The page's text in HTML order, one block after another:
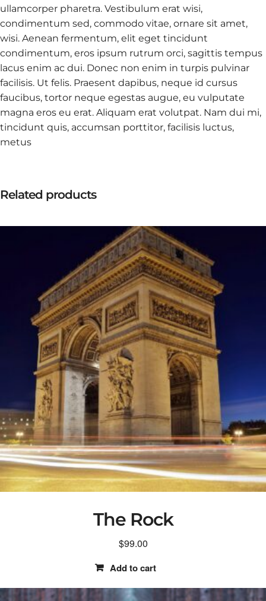
ullamcorper pharetra. Vestibulum erat wisi,
condimentum sed, commodo vitae, ornare sit amet,
wisi. Aenean fermentum, elit eget tincidunt
condimentum, eros ipsum rutrum orci, sagittis tempus
lacus enim ac dui. Donec non enim in turpis pulvinar
facilisis. Ut felis. Praesent dapibus, neque id cursus
faucibus, tortor neque egestas augue, eu vulputate
magna eros eu erat. Aliquam erat volutpat. Nam dui mi,
tincidunt quis, accumsan porttitor, facilisis luctus,
metus
Related products
The Rock
$99.00
Add to cart